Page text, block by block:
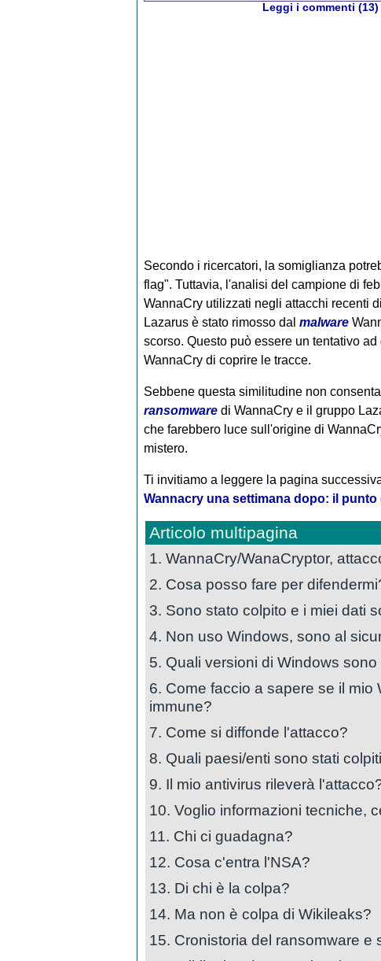
Leggi i commenti (13)
Secondo i ricercatori, la somiglianza
flag". Tuttavia, l'analisi del campione di
WannaCry utilizzati negli attacchi recenti
Lazarus è stato rimosso dal malware
scorso. Questo può essere un tentativo
WannaCry di coprire le tracce.
Sebbene questa similitudine non
ransomwaredi WannaCry e il gruppo
che farebbero luce sull'origine di
mistero.
Ti invitiamo a leggere la pagina
Wannacry una settimana dopo: il punto
Articolo multipagina
1. WannaCry/WanaCryptor,
2. Cosa posso fare per
3. Sono stato colpito e i miei dati
4. Non uso Windows, sono al
5. Quali versioni di Windows
6. Come faccio a sapere se il
immune?
7. Come si diffonde l'attacco?
8. Quali paesi/enti sono stati
9. Il mio antivirus rileverà
10. Voglio informazioni tecniche,
11. Chi ci guadagna?
12. Cosa c'entra l'NSA?
13. Di chi è la colpa?
14. Ma non è colpa di Wikileaks?
15. Cronistoria del ransomware e